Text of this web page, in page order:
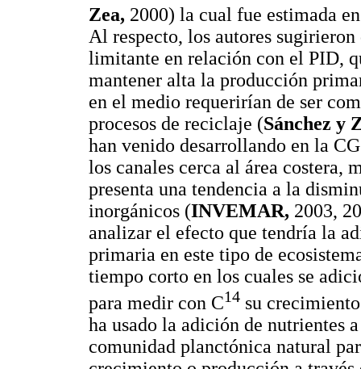
Zea, 2000) la cual fue estimada
Al respecto, los autores
limitante en relación con el PID,
mantener alta la producción
en el medio requerirían de ser
procesos de reciclaje (Sánchez y
han venido desarrollando en la
los canales cerca al área costera,
presenta una tendencia a la
inorgánicos (INVEMAR, 2003,
analizar el efecto que tendría la
primaria en este tipo de
tiempo corto en los cuales se
para medir con C14 su
ha usado la adición de nutrientes
comunidad planctónica natural